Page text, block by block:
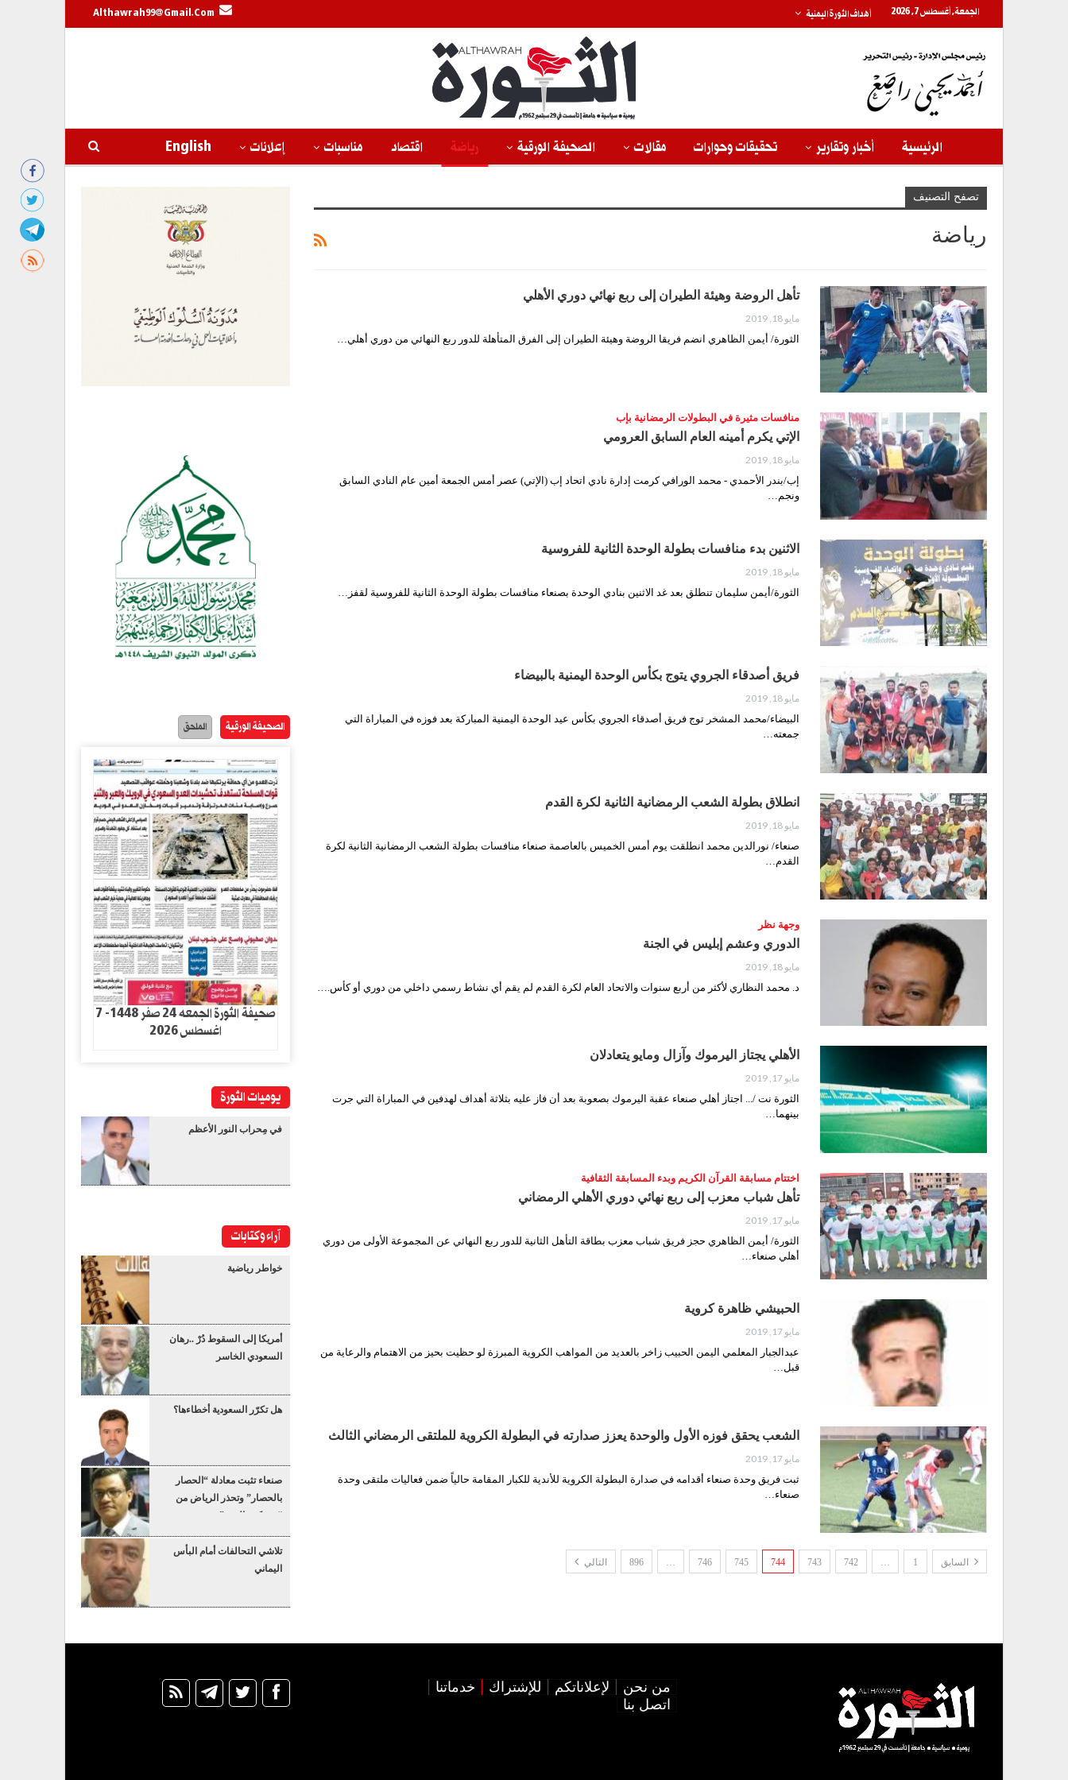
الجمعة, أغسطس 7, 2026 أهداف الثورة اليمنية Althawrah99@gmail.com
الرئيسية أخبار وتقارير تحقيقات وحوارات مقالات الصحيفة الورقية رياضة اقتصاد مناسبات إعلانات English
تصفح التصنيف
رياضة
تأهل الروضة وهيئة الطيران إلى ربع نهائي دوري الأهلي
مايو 18, 2019
الثورة/ أيمن الظاهري انضم فريقا الروضة وهيئة الطيران إلى الفرق المتأهلة للدور ربع النهائي من دوري أهلي…
منافسات مثيرة في البطولات الرمضانية بإب
الإتي يكرم أمينه العام السابق العرومي
مايو 18, 2019
إب/بندر الأحمدي - محمد الورافي كرمت إدارة نادي اتحاد إب (الإتي) عصر أمس الجمعة أمين عام النادي السابق
ونجم…
الاثنين بدء منافسات بطولة الوحدة الثانية للفروسية
مايو 18, 2019
الثورة/أيمن سليمان تنطلق بعد غد الاثنين بنادي الوحدة بصنعاء منافسات بطولة الوحدة الثانية للفروسية لقفز…
فريق أصدقاء الجروي يتوج بكأس الوحدة اليمنية بالبيضاء
مايو 18, 2019
البيضاء/محمد المشخر توج فريق أصدقاء الجروي بكأس عيد الوحدة اليمنية المباركة بعد فوزه في المباراة التي
جمعته…
انطلاق بطولة الشعب الرمضانية الثانية لكرة القدم
مايو 18, 2019
صنعاء/ نورالدين محمد انطلقت يوم أمس الخميس بالعاصمة صنعاء منافسات بطولة الشعب الرمضانية الثانية لكرة
القدم…
وجهة نظر
الدوري وعشم إبليس في الجنة
مايو 18, 2019
د. محمد النظاري لأكثر من أربع سنوات والاتحاد العام لكرة القدم لم يقم أي نشاط رسمي داخلي من دوري أو كأس.…
الأهلي يجتاز اليرموك وآزال ومايو يتعادلان
مايو 17, 2019
الثورة نت /... اجتاز أهلي صنعاء عقبة اليرموك بصعوبة بعد أن فاز عليه بثلاثة أهداف لهدفين في المباراة التي جرت
بينهما…
اختتام مسابقة القرآن الكريم وبدء المسابقة الثقافية
تأهل شباب معزب إلى ربع نهائي دوري الأهلي الرمضاني
مايو 17, 2019
الثورة/ أيمن الظاهري حجز فريق شباب معزب بطاقة التأهل الثانية للدور ربع النهائي عن المجموعة الأولى من دوري
أهلي صنعاء…
الحبيشي ظاهرة كروية
مايو 17, 2019
عبدالجبار المعلمي اليمن الحبيب زاخر بالعديد من المواهب الكروية المبرزة لو حظيت بحيز من الاهتمام والرعاية من
قبل…
الشعب يحقق فوزه الأول والوحدة يعزز صدارته في البطولة الكروية للملتقى الرمضاني الثالث
مايو 17, 2019
ثبت فريق وحدة صنعاء أقدامه في صدارة البطولة الكروية للأندية للكبار المقامة حالياً ضمن فعاليات ملتقى وحدة
صنعاء…
السابق 1
…
742
743
744
745
746
…
896 التالي
الصحيفة الورقية الملحق
صحيفة الثورة الجمعه 24 صفر 1448- 7
اغسطس 2026
يوميات الثورة
في مِحراب النور الأعظم
آراء وكتابات
خواطر رياضية
أمريكا إلى السقوط دُرْ ..رهان
السعودي الخاسر
هل تكرّر السعودية أخطاءها؟
صنعاء تثبت معادلة “الحصار
بالحصار” وتحذر الرياض من
“عسكرة البحر”
تلاشي التحالفات أمام البأس
اليماني
من نحن لإعلاناتكم للإشتراك
خدماتنا
اتصل بنا